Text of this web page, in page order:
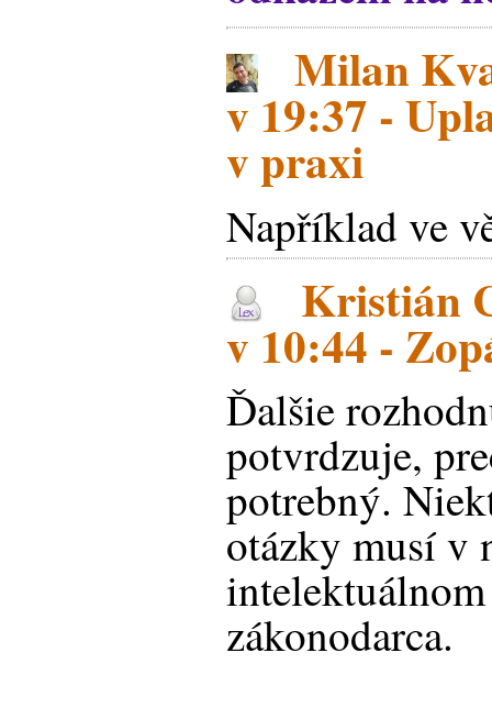
Milan
v 19:37 -
v praxi
Například ve
Kristián
v 10:44 -
Ďalšie
potvrdzuje,
potrebný.
otázky musí v
zákonodarca.